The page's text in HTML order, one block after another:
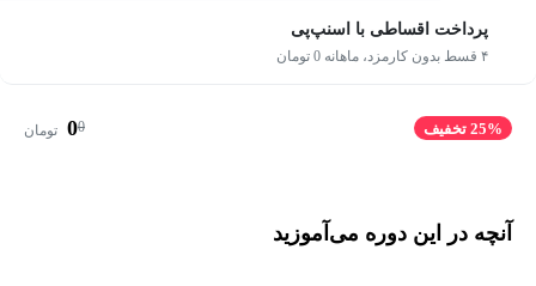
پرداخت اقساطی با اسنپ‌پی
۴ قسط بدون کارمزد، ماهانه 0 تومان
25% تخفیف 0
0 تومان
آنچه در این دوره می‌آموزید